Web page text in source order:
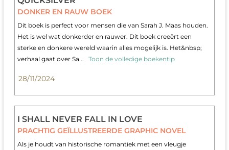
DONKER EN RAUW BOEK
Dit boek is perfect voor mensen die van Sarah J. Maas houden.
Het is wel wat donkerder en rauwer. Dit boek creeërt een
sterke en donkere wereld waarin alles mogelijk is. Het&nbsp;
verhaal gaat over Sa...
Toon de volledige boekentip
28/11/2024
I SHALL NEVER FALL IN LOVE
PRACHTIG GEÏLLUSTREERDE GRAPHIC NOVEL
Als je houdt van historische romantiek met een vleugje